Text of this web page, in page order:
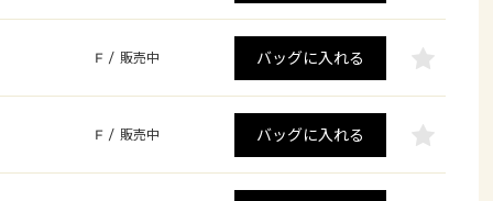
F / 販売中 バッグに入れる
F / 販売中 バッグに入れる